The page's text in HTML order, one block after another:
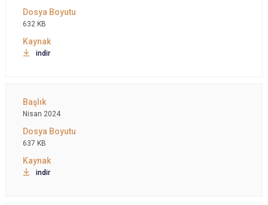
632 KB
indir
Nisan 2024
637 KB
indir